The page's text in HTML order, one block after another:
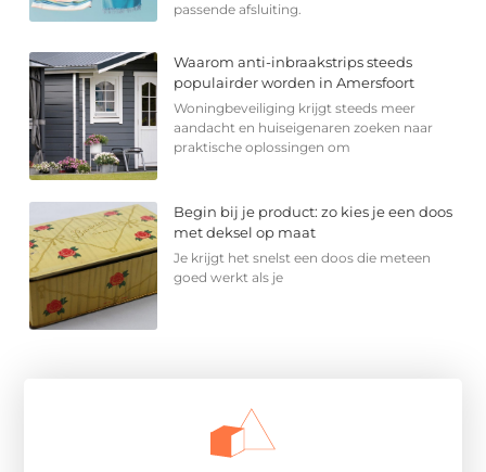
passende afsluiting.
Waarom anti-inbraakstrips steeds
populairder worden in Amersfoort
Woningbeveiliging krijgt steeds meer
aandacht en huiseigenaren zoeken naar
praktische oplossingen om
Begin bij je product: zo kies je een doos
met deksel op maat
Je krijgt het snelst een doos die meteen
goed werkt als je